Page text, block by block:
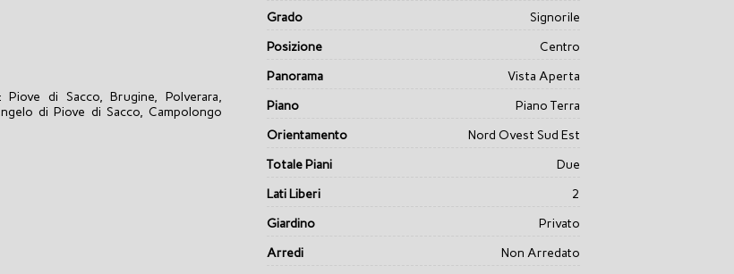
di Sacco, Brugine, Polverara,
di Piove di Sacco, Campolongo
Grado
Signorile
Posizione
Centro
Panorama
Vista Aperta
Piano
Piano Terra
Orientamento
Nord Ovest Sud Est
Totale Piani
Due
Lati Liberi
2
Giardino
Privato
Arredi
Non Arredato